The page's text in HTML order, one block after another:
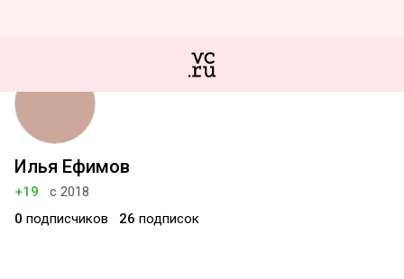
Илья Ефимов
+19
с 2018
0 подписчиков 26 подписок